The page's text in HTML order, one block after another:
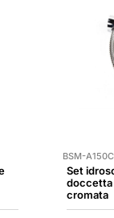
BSM-A150C
Set
doccetta
cromata